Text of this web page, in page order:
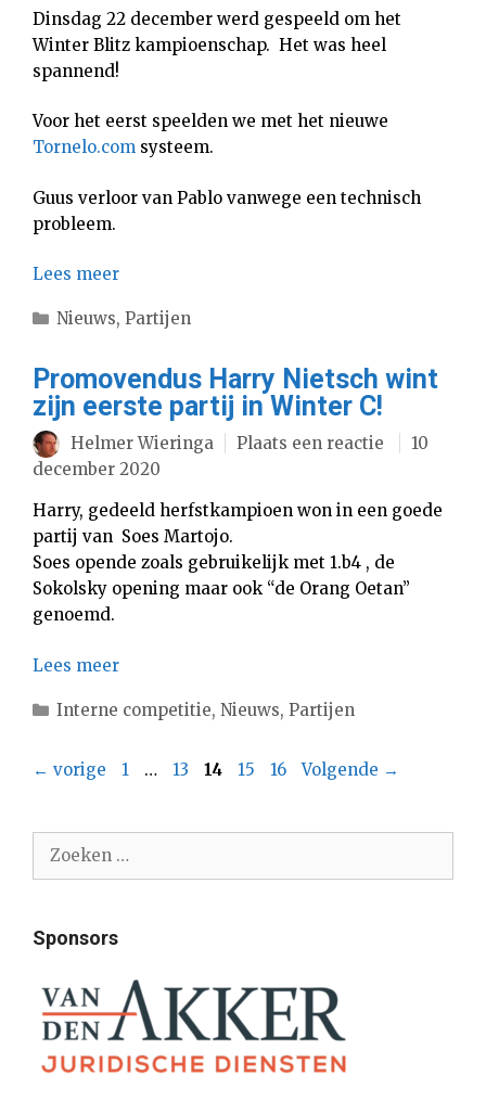
Dinsdag 22 december werd gespeeld om het
Winter Blitz kampioenschap. Het was heel
spannend!
Voor het eerst speelden we met het nieuwe
Tornelo.com systeem.
Guus verloor van Pablo vanwege een technisch
probleem.
Lees meer
Categorieën
Nieuws, Partijen
Promovendus Harry Nietsch wint
zijn eerste partij in Winter C!
Helmer Wieringa Plaats een reactie
10
december 2020
Harry, gedeeld herfstkampioen won in een goede
partij van Soes Martojo.
Soes opende zoals gebruikelijk met 1.b4 , de
Sokolsky opening maar ook “de Orang Oetan”
genoemd.
Lees meer
Categorieën
Interne competitie, Nieuws, Partijen
← vorige Pagina
1 … Pagina
13 Pagina
14 Pagina
15 Pagina
16 Volgende →
naar:
Sponsors